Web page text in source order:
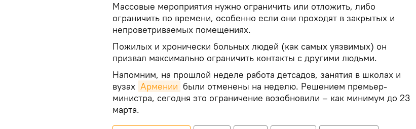
Массовые мероприятия нужно ограничить или отложить, либо
ограничить по времени, особенно если они проходят в закрытых и
непроветриваемых помещениях.
Пожилых и хронически больных людей (как самых уязвимых) он
призвал максимально ограничить контакты с другими людьми.
Напомним, на прошлой неделе работа детсадов, занятия в школах и
вузах Армении были отменены на неделю. Решением премьер-
министра, сегодня это ограничение возобновили – как минимум до 23
марта.